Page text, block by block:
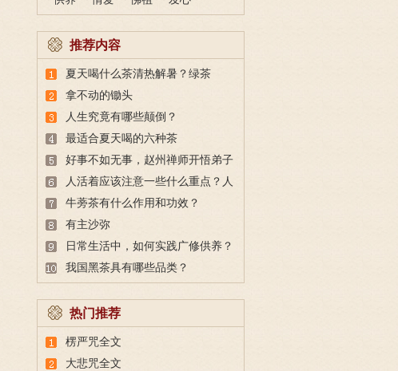
推荐内容
夏天喝什么茶清热解暑？绿茶
拿不动的锄头
人生究竟有哪些颠倒？
最适合夏天喝的六种茶
好事不如无事，赵州禅师开悟弟子
人活着应该注意一些什么重点？人
生四不
牛蒡茶有什么作用和功效？
有主沙弥
日常生活中，如何实践广修供养？
我国黑茶具有哪些品类？
热门推荐
楞严咒全文
大悲咒全文